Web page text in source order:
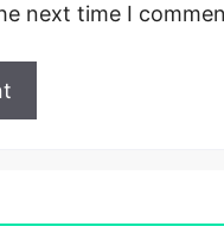
next time I